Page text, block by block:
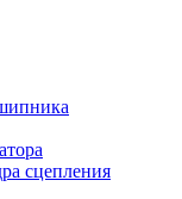
сцепления